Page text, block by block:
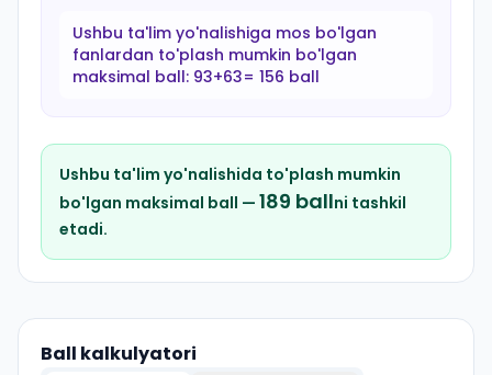
Ushbu ta'lim yo'nalishiga mos bo'lgan
fanlardan to'plash mumkin bo'lgan
maksimal ball: 93+63= 156 ball
Ushbu ta'lim yo'nalishida to'plash mumkin
bo'lgan maksimal ball — 189 ballni tashkil
etadi.
Ball kalkulyatori